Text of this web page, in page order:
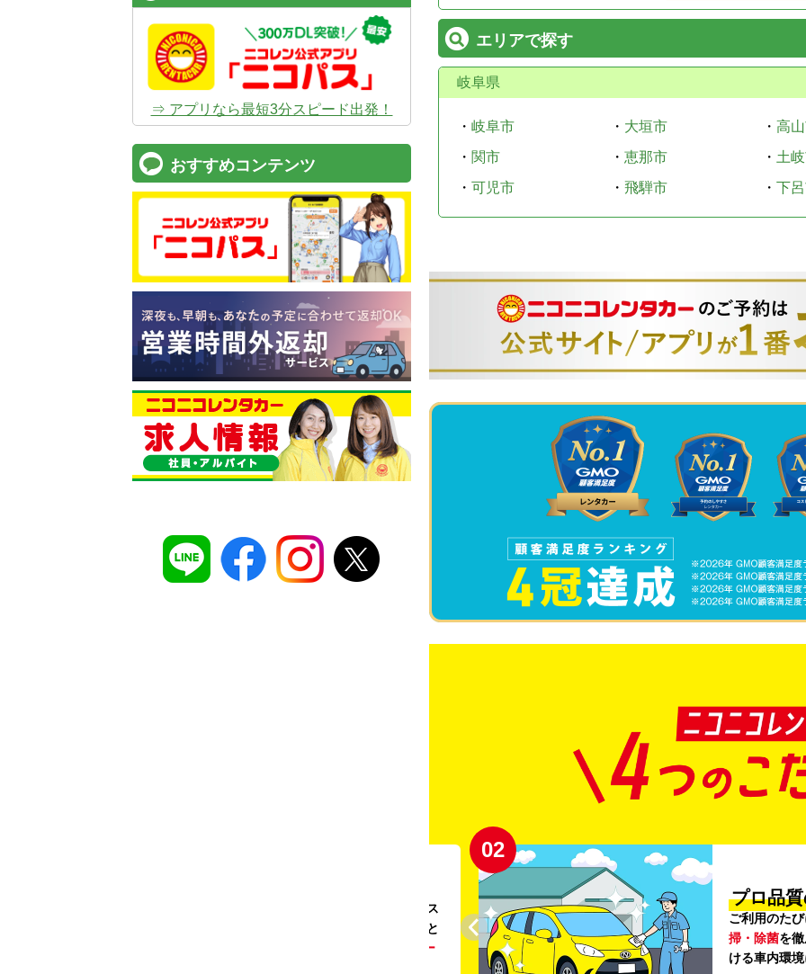
エリアで探す
岐阜県
・ 岐阜市 ・ 大垣市 ・ 高
・ 関市 ・ 恵那市 ・ 土
・ 可児市 ・ 飛騨市 ・ 下
。ガソリンス
タンドや整備工場の既存インフラを活用すること
リー
02
プロ品
ご利用のた
掃・除菌を
ける車内環
⇒ アプリなら最短3分スピード出発！
おすすめコンテンツ